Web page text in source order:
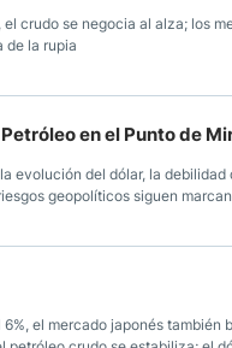
crudo se negocia al alza; los
de la rupia
en el Punto de
evolución del dólar, la
geopolíticos siguen
el mercado japonés también